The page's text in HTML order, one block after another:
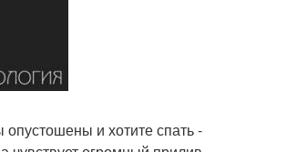
и хотите спать -